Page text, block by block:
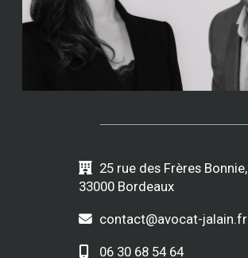
25 rue des Frères Bonnie,
33000 Bordeaux
contact@avocat-jalain.fr
06 30 68 54 64